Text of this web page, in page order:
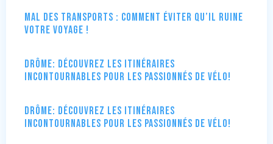
Mal des transports : comment éviter qu’il ruine
votre voyage !
Drôme: Découvrez les itinéraires
incontournables pour les passionnés de vélo!
Drôme: Découvrez les itinéraires
incontournables pour les passionnés de vélo!